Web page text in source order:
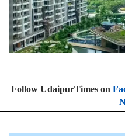
Follow UdaipurTimes on